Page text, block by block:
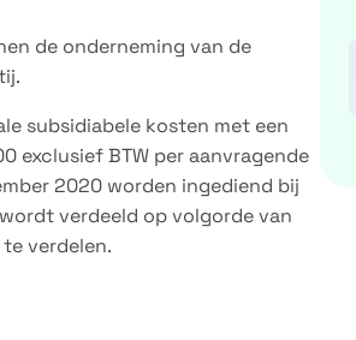
de onderneming van de
subsidiabele kosten met een
exclusief BTW per aanvragende
2020 worden ingediend bij
verdeeld op volgorde van
verdelen.